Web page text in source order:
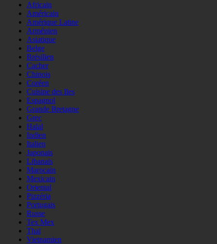
Africain
Américain
Amérique Latine
Arménien
Asiatique
Belge
Brésilien
Cacher
Chinois
Coréen
Cuisine des Iles
Espagnol
Grande Bretagne
Grec
Halal
Indien
Italien
Japonais
Libanais
Marocain
Mexicain
Oriental
Pizzéria
Portugais
Russe
Tex Mex
Thaï
Vietnamien